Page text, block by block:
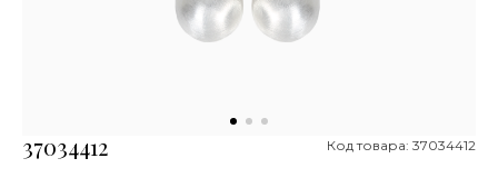
37034412 Код товара: 37034412